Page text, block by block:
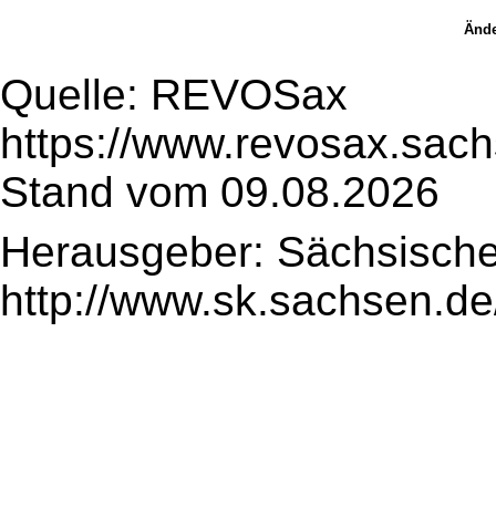
Quelle: REVOSax
https://
Stand vom 09.08.2026
Herausgeber:
http://